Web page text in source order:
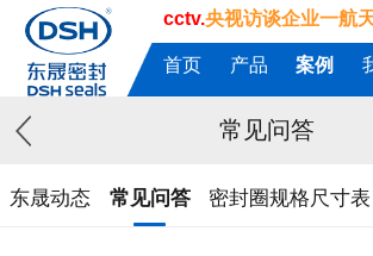
cctv.央视访谈企业一航
首页 产品 案例
常见问答
东晟动态 常见问答 密封圈规格尺寸表